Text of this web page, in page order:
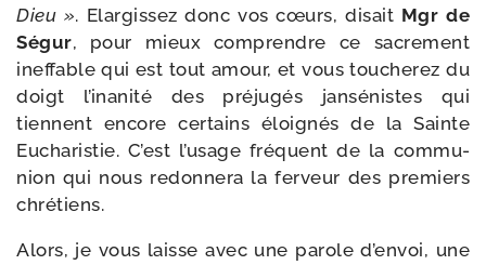
Dieu ». Elargissez donc vos cœurs, disait Mgr de
Ségur, pour mieux com­prendre ce sacre­ment
inef­fable qui est tout amour, et vous tou­che­rez du
doigt l’i­na­ni­té des pré­ju­gés jan­sé­nistes qui
tiennent encore cer­tains éloi­gnés de la Sainte
Eucharistie. C’est l’u­sage fré­quent de la com­mu­
nion qui nous redon­ne­ra la fer­veur des pre­miers
chrétiens.
Alors, je vous laisse avec une parole d’en­voi, une